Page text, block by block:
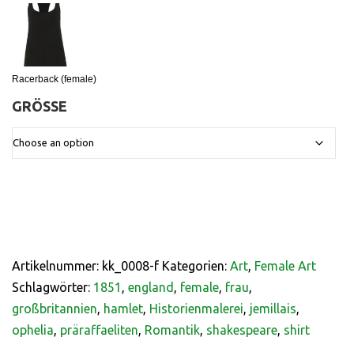
Racerback (female)
GRÖSSE
Artikelnummer: kk_0008-f Kategorien: Art Female Art
Schlagwörter: 1851 england female frau
großbritannien
hamlet Historienmalerei jemillais
ophelia präraffaeliten Romantik shakespeare shirt